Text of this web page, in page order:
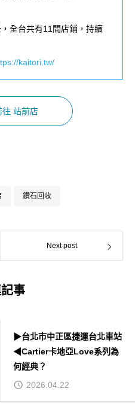
全台共有11間店鋪，持續
kaitori.tw/
站前店
鑽石回收
Next post
事
▶台北市中正區捷運台北車站
◀Cartier卡地亞Love系列為
何經典？
2026.04.22